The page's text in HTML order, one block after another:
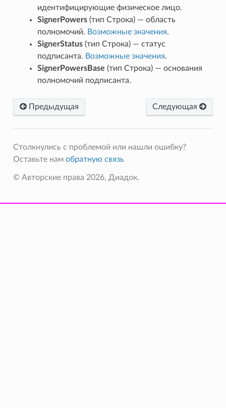
идентифицирующие физическое лицо.
SignerPowers(тип Строка) — область
полномочий. Возможные значения.
SignerStatus(тип Строка) — статус
подписанта. Возможные значения.
SignerPowersBase (тип Строка) — основания
полномочий подписанта.
Предыдущая Следующая
Столкнулись с проблемой или нашли ошибку?
Оставьте нам обратную связь
© Авторские права 2026, Диадок.